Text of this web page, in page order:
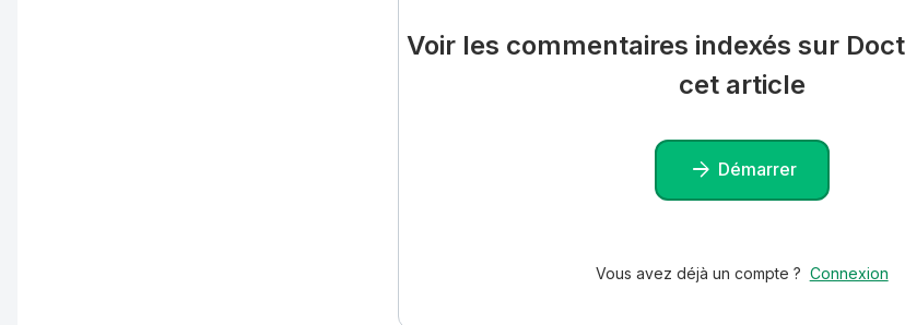
Voir les commentaires indexés sur
cet article
Démarrer
Vous avez déjà un compte ? Connexion